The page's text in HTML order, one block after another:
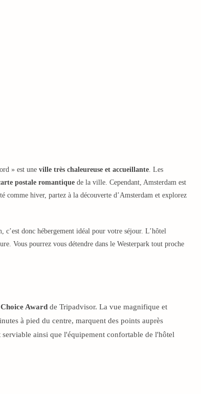
» est une ville très chaleureuse et accueillante. Les
postale romantique de la ville. Cependant, Amsterdam est
comme hiver, partez à la découverte d’Amsterdam et explorez
donc hébergement idéal pour votre séjour. L’hôtel
Vous pourrez vous détendre dans le Westerpark tout proche
Award de Tripadvisor. La vue magnifique et
à pied du centre, marquent des points auprès
ainsi que l'équipement confortable de l'hôtel